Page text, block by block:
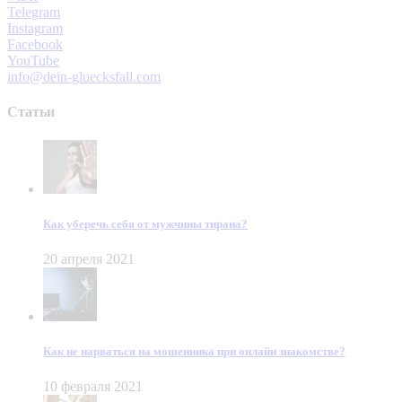
Telegram
Instagram
Facebook
YouTube
info@dein-gluecksfall.com
Статьи
Как уберечь себя от мужчины тирана?
20 апреля 2021
Как не нарваться на мошенника при онлайн знакомстве?
10 февраля 2021